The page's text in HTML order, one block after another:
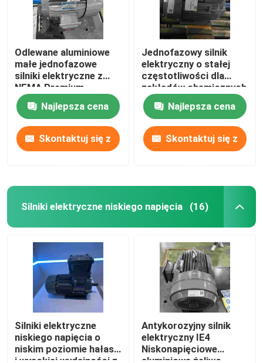
Odlewane aluminiowe
małe jednofazowe
silniki elektryczne z
NEMA Premium
Najlepsza cena
Skontaktuj się z
Jednofazowy silnik
elektryczny o stałej
częstotliwości dla
zakładów chemicznych
z CE
Najlepsza cena
Skontaktuj się z
Silniki elektryczne niskiego napięcia (16)
Silniki elektryczne
niskiego napięcia o
niskim poziomie hałasu
i wysokiej wydajności z
Antykorozyjny silnik
elektryczny IE4
Niskonapięciowe
aluminiowe żeliwo